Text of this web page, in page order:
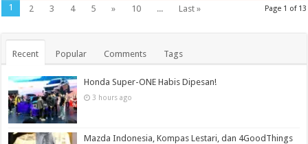
Page 1 of 13
1 2 3 4 5 » 10 ... Last »
Recent Popular Comments Tags
Honda Super-ONE Habis Dipesan!
3 hours ago
Mazda Indonesia, Kompas Lestari, dan 4GoodThings